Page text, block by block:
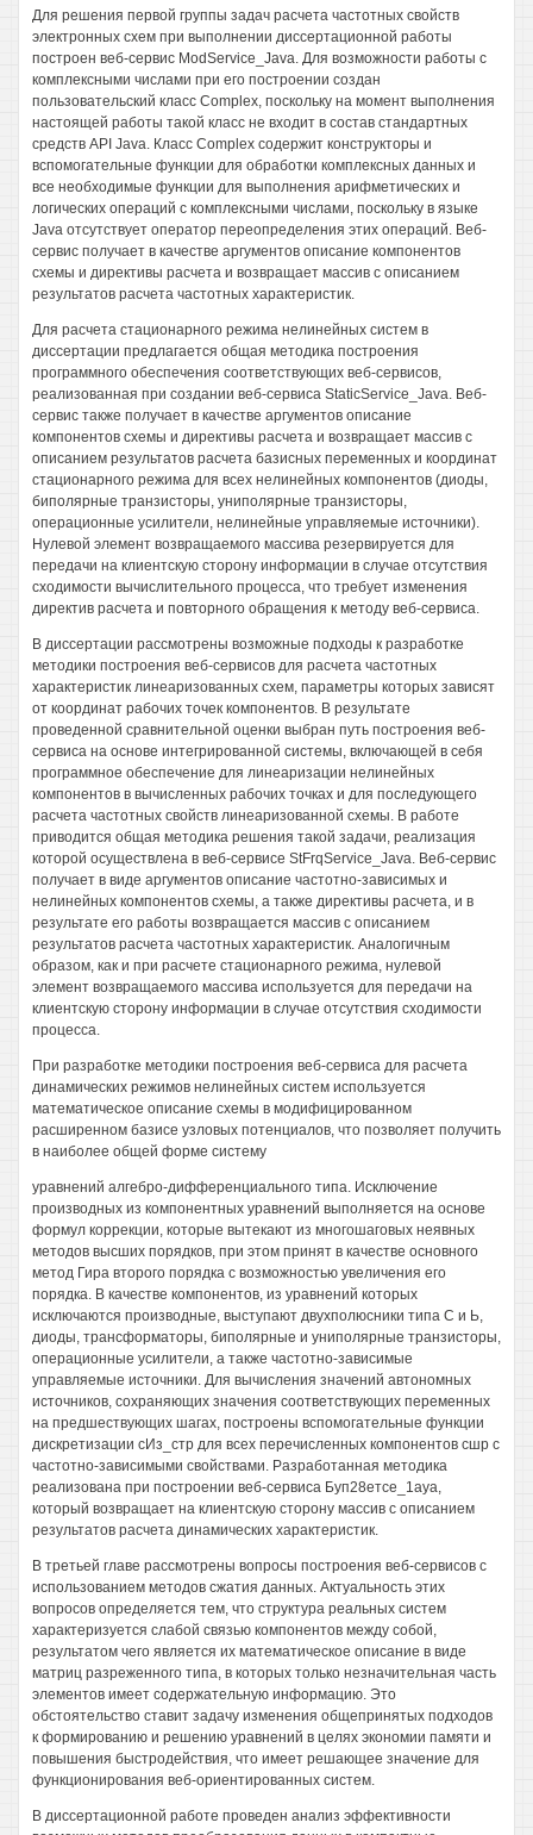
Для решения первой группы задач расчета частотных свойств
электронных схем при выполнении диссертационной работы
построен веб-сервис ModService_Java. Для возможности работы с
комплексными числами при его построении создан
пользовательский класс Complex, поскольку на момент выполнения
настоящей работы такой класс не входит в состав стандартных
средств API Java. Класс Complex содержит конструкторы и
вспомогательные функции для обработки комплексных данных и
все необходимые функции для выполнения арифметических и
логических операций с комплексными числами, поскольку в языке
Java отсутствует оператор переопределения этих операций. Веб-
сервис получает в качестве аргументов описание компонентов
схемы и директивы расчета и возвращает массив с описанием
результатов расчета частотных характеристик.
Для расчета стационарного режима нелинейных систем в
диссертации предлагается общая методика построения
программного обеспечения соответствующих веб-сервисов,
реализованная при создании веб-сервиса StaticService_Java. Веб-
сервис также получает в качестве аргументов описание
компонентов схемы и директивы расчета и возвращает массив с
описанием результатов расчета базисных переменных и координат
стационарного режима для всех нелинейных компонентов (диоды,
биполярные транзисторы, униполярные транзисторы,
операционные усилители, нелинейные управляемые источники).
Нулевой элемент возвращаемого массива резервируется для
передачи на клиентскую сторону информации в случае отсутствия
сходимости вычислительного процесса, что требует изменения
директив расчета и повторного обращения к методу веб-сервиса.
В диссертации рассмотрены возможные подходы к разработке
методики построения веб-сервисов для расчета частотных
характеристик линеаризованных схем, параметры которых зависят
от координат рабочих точек компонентов. В результате
проведенной сравнительной оценки выбран путь построения веб-
сервиса на основе интегрированной системы, включающей в себя
программное обеспечение для линеаризации нелинейных
компонентов в вычисленных рабочих точках и для последующего
расчета частотных свойств линеаризованной схемы. В работе
приводится общая методика решения такой задачи, реализация
которой осуществлена в веб-сервисе StFrqService_Java. Веб-сервис
получает в виде аргументов описание частотно-зависимых и
нелинейных компонентов схемы, а также директивы расчета, и в
результате его работы возвращается массив с описанием
результатов расчета частотных характеристик. Аналогичным
образом, как и при расчете стационарного режима, нулевой
элемент возвращаемого массива используется для передачи на
клиентскую сторону информации в случае отсутствия сходимости
процесса.
При разработке методики построения веб-сервиса для расчета
динамических режимов нелинейных систем используется
математическое описание схемы в модифицированном
расширенном базисе узловых потенциалов, что позволяет получить
в наиболее общей форме систему
уравнений алгебро-дифференциального типа. Исключение
производных из компонентных уравнений выполняется на основе
формул коррекции, которые вытекают из многошаговых неявных
методов высших порядков, при этом принят в качестве основного
метод Гира второго порядка с возможностью увеличения его
порядка. В качестве компонентов, из уравнений которых
исключаются производные, выступают двухполюсники типа С и Ь,
диоды, трансформаторы, биполярные и униполярные транзисторы,
операционные усилители, а также частотно-зависимые
управляемые источники. Для вычисления значений автономных
источников, сохраняющих значения соответствующих переменных
на предшествующих шагах, построены вспомогательные функции
дискретизации сИз_стр для всех перечисленных компонентов сшр с
частотно-зависимыми свойствами. Разработанная методика
реализована при построении веб-сервиса Буп28етсе_1ауа,
который возвращает на клиентскую сторону массив с описанием
результатов расчета динамических характеристик.
В третьей главе рассмотрены вопросы построения веб-сервисов с
использованием методов сжатия данных. Актуальность этих
вопросов определяется тем, что структура реальных систем
характеризуется слабой связью компонентов между собой,
результатом чего является их математическое описание в виде
матриц разреженного типа, в которых только незначительная часть
элементов имеет содержательную информацию. Это
обстоятельство ставит задачу изменения общепринятых подходов
к формированию и решению уравнений в целях экономии памяти и
повышения быстродействия, что имеет решающее значение для
функционирования веб-ориентированных систем.
В диссертационной работе проведен анализ эффективности